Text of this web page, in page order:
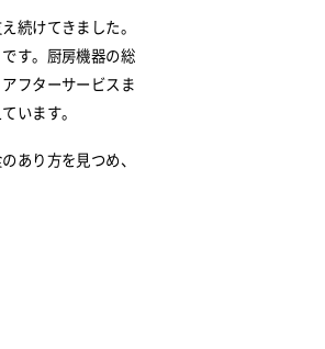
続けてきました。
す。厨房機器の総
フターサービスま
います。
あり方を見つめ、